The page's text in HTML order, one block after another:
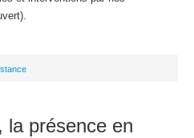
la présence en